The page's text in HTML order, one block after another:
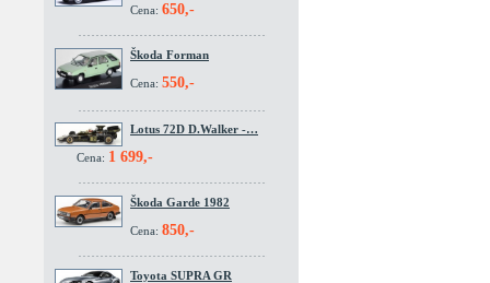
Cena: 650,-
Škoda Forman
Cena: 550,-
Lotus 72D D.Walker -…
Cena: 1 699,-
Škoda Garde 1982
Cena: 850,-
Toyota SUPRA GR